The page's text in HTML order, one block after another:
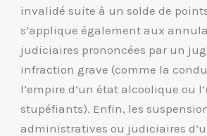
invalidé suite à un solde de
s’applique également aux
judiciaires prononcées par un
infraction grave (comme la
l’empire d’un état alcoolique ou
stupéfiants). Enfin, les
administratives ou judiciaires